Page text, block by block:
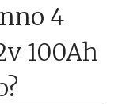
4
100Ah